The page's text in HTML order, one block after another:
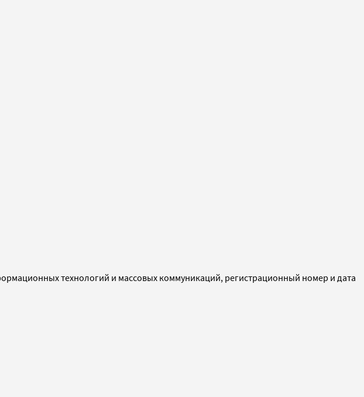
технологий и массовых коммуникаций, регистрационный номер и дата